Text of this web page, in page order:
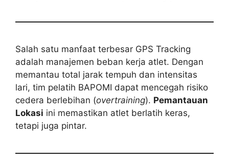
Salah satu manfaat terbesar GPS Tracking
adalah manajemen beban kerja atlet. Dengan
memantau total jarak tempuh dan intensitas
lari, tim pelatih BAPOMI dapat mencegah risiko
cedera berlebihan (overtraining). Pemantauan
Lokasi ini memastikan atlet berlatih keras,
tetapi juga pintar.